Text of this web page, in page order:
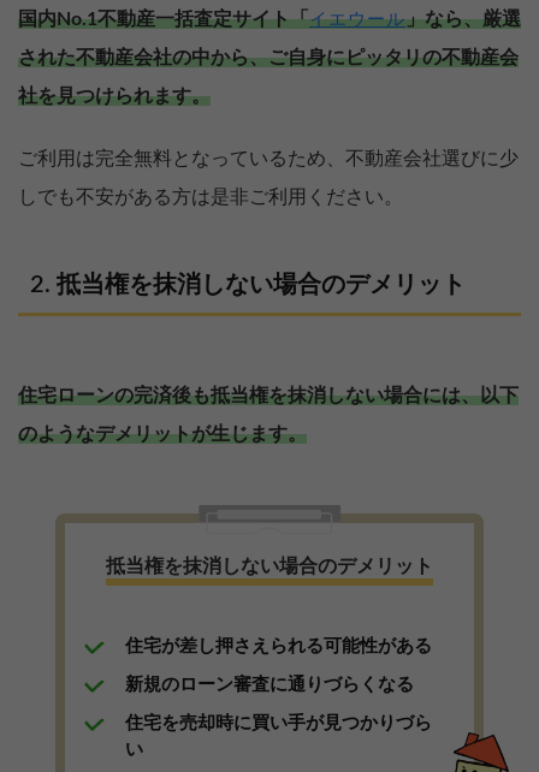
国内No.1不動産一括査定サイト「イエウール」なら、厳選
された不動産会社の中から、ご自身にピッタリの不動産会
社を見つけられます。
ご利用は完全無料となっているため、不動産会社選びに少
しでも不安がある方は是非ご利用ください。
抵当権を抹消しない場合のデメリット
住宅ローンの完済後も抵当権を抹消しない場合には、以下
のようなデメリットが生じます。
抵当権を抹消しない場合のデメリット
住宅が差し押さえられる可能性がある
新規のローン審査に通りづらくなる
住宅を売却時に買い手が見つかりづら
い